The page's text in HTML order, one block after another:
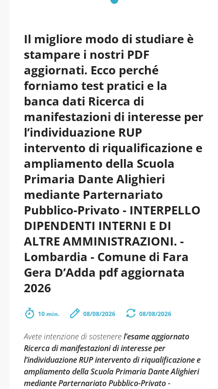
Il migliore modo di studiare è
stampare i nostri PDF
aggiornati. Ecco perché
forniamo test pratici e la
banca dati Ricerca di
manifestazioni di interesse per
l’individuazione RUP
intervento di riqualificazione e
ampliamento della Scuola
Primaria Dante Alighieri
mediante Parternariato
Pubblico-Privato - INTERPELLO
DIPENDENTI INTERNI E DI
ALTRE AMMINISTRAZIONI. -
Lombardia - Comune di Fara
Gera D’Adda pdf aggiornata
2026
10 min. 08/08/2026 08/08/2026
Avete intenzione di sostenerel’esame aggiornato
Ricerca di manifestazioni di interesse per
l’individuazione RUP intervento di riqualificazione e
ampliamento della Scuola Primaria Dante Alighieri
mediante Parternariato Pubblico-Privato -